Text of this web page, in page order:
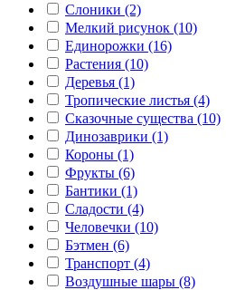
Слоники (2)
Мелкий рисунок (10)
Единорожки (16)
Растения (10)
Деревья (1)
Тропические листья (4)
Сказочные существа (10)
Динозаврики (1)
Короны (1)
Фрукты (6)
Бантики (1)
Сладости (4)
Человечки (10)
Бэтмен (6)
Транспорт (4)
Воздушные шары (8)